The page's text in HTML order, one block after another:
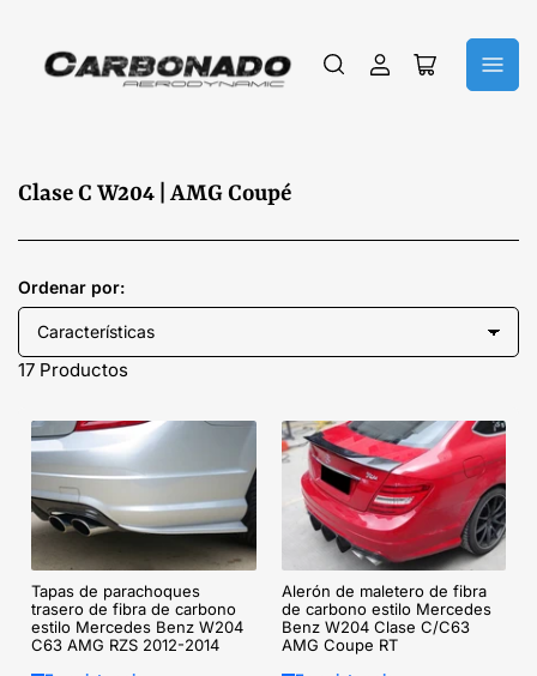
IniciarAbrir
cesta
C
e
c
c
i
Clase C W204 | AMG Coupé
Ordenar por:
17 Productos
Tapas de parachoques
trasero de fibra de carbono
estilo Mercedes Benz W204
C63 AMG RZS 2012-2014
Alerón de maletero de fibra
de carbono estilo Mercedes
Benz W204 Clase C/C63
AMG Coupe RT